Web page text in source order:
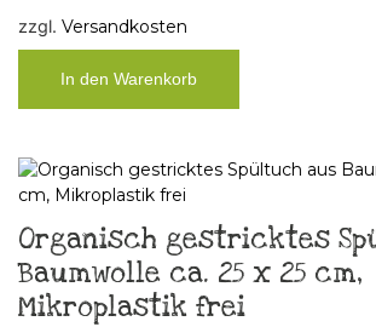
zzgl. Versandkosten
In den Warenkorb
Organisch gestricktes
Baumwolle ca. 25 x 25 cm,
Mikroplastik frei